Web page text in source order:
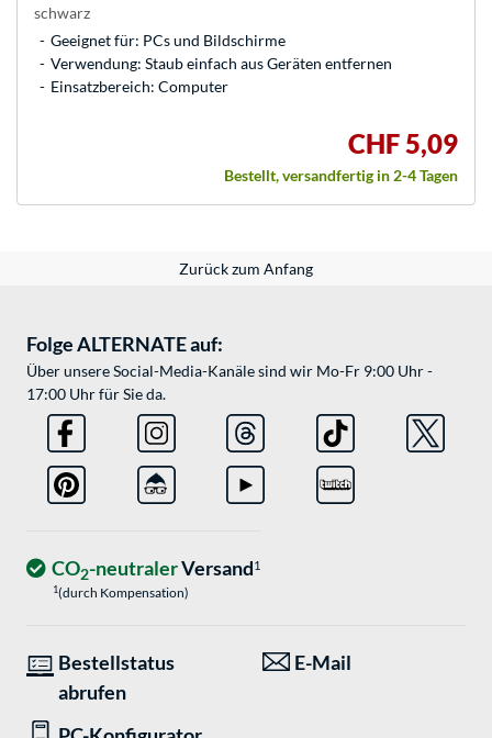
schwarz
Geeignet für: PCs und Bildschirme
Verwendung: Staub einfach aus Geräten entfernen
Einsatzbereich: Computer
CHF 5,09
Bestellt, versandfertig in 2-4 Tagen
Zurück zum Anfang
Folge ALTERNATE auf:
Über unsere Social-Media-Kanäle sind wir Mo-Fr 9:00 Uhr -
17:00 Uhr für Sie da.
CO2-neutralerVersand1
1(durch Kompensation)
Bestellstatus
abrufen
E-Mail